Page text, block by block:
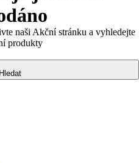
naši Akční stránku a vyhledejte
produkty
Hledat